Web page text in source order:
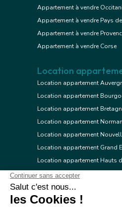
Appartement à vendre
Appartement à vendre Pays
Appartement à vendre
Appartement à vendre Corse
Location
Location appartement
Location appartement
Location appartement
Location appartement
Location appartement
Location appartement Grand
Location appartement Hauts
Location appartement Ile de
Location appartement Centre
Location appartement Occitanie